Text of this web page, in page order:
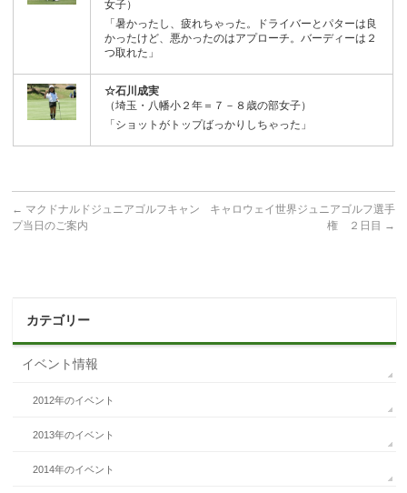
女子）
「暑かったし、疲れちゃった。ドライバーとパターは良
かったけど、悪かったのはアプローチ。バーディーは２
つ取れた」
☆石川成実
（埼玉・八幡小２年＝７－８歳の部女子）
「ショットがトップばっかりしちゃった」
← マクドナルドジュニアゴルフキャン
プ当日のご案内
キャロウェイ世界ジュニアゴルフ選手
権 ２日目 →
カテゴリー
イベント情報
2012年のイベント
2013年のイベント
2014年のイベント